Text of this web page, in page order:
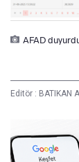
AFAD
Editör : BATIKAN